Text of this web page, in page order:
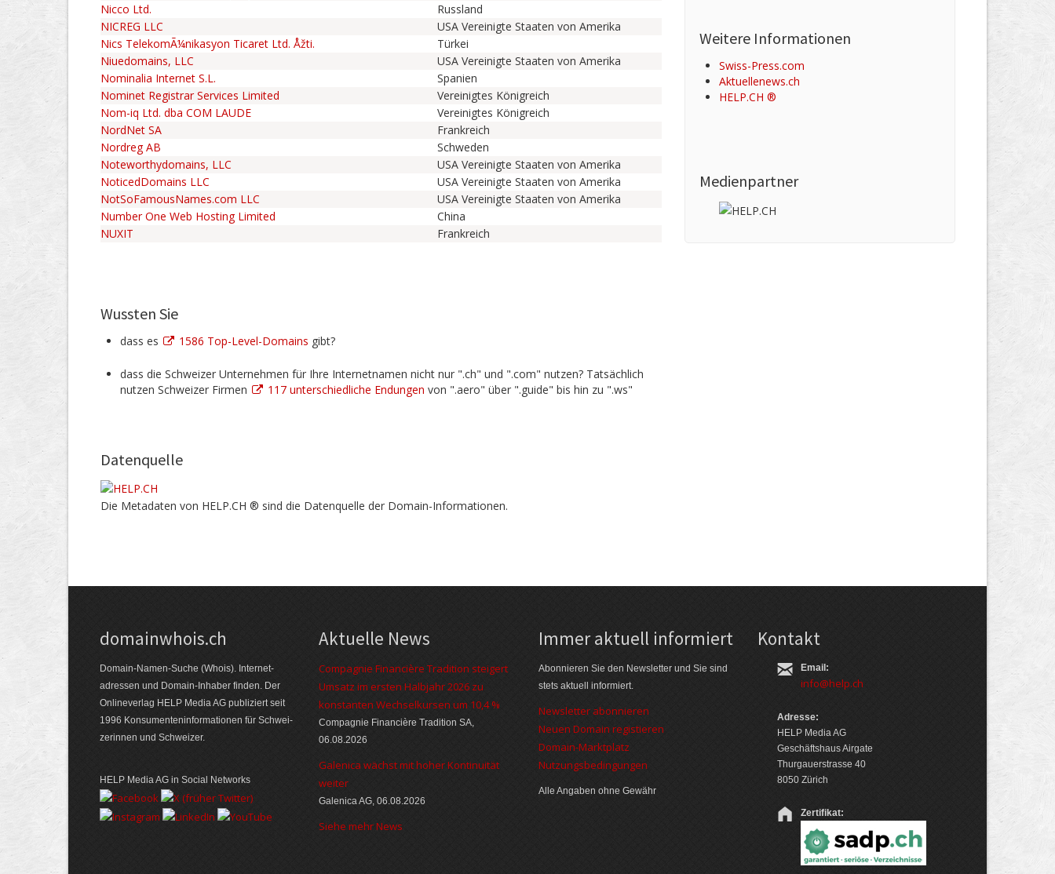
Nicco Ltd.
Russland
NICREG LLC
USA Vereinigte Staaten von Amerika
Nics TelekomÃ¼nikasyon Ticaret Ltd. Åžti.
Türkei
Niuedomains, LLC
USA Vereinigte Staaten von Amerika
Nominalia Internet S.L.
Spanien
Nominet Registrar Services Limited
Vereinigtes Königreich
Nom-iq Ltd. dba COM LAUDE
Vereinigtes Königreich
NordNet SA
Frankreich
Nordreg AB
Schweden
Noteworthydomains, LLC
USA Vereinigte Staaten von Amerika
NoticedDomains LLC
USA Vereinigte Staaten von Amerika
NotSoFamousNames.com LLC
USA Vereinigte Staaten von Amerika
Number One Web Hosting Limited
China
NUXIT
Frankreich
Wussten Sie
dass es 1586 Top-Level-Domains gibt?
dass die Schweizer Unternehmen für Ihre Internetnamen nicht nur ".ch" und ".com" nutzen? Tatsächlich
nutzen Schweizer Firmen
117 unterschiedliche Endungen von ".aero" über ".guide" bis hin zu ".ws"
Datenquelle
Die Metadaten von HELP.CH ® sind die Datenquelle der Domain-Informationen.
Weitere Informationen
Swiss-Press.com
Aktuellenews.ch
HELP.CH ®
Medienpartner
domainwhois.ch
Domain-Namen-Suche (Whois). Internet­
adressen und Domain-Inhaber finden. Der
Online­verlag HELP Media AG publiziert seit
1996 Konsumenten­informationen für Schwei­
zerinnen und Schweizer.
HELP Media AG in Social Networks
Aktuelle News
Compagnie Financière Tradition steigert
Umsatz im ersten Halbjahr 2026 zu
konstanten Wechselkursen um 10,4 %
Compagnie Financière Tradition SA,
06.08.2026
Galenica wächst mit hoher Kontinuität
weiter
Galenica AG, 06.08.2026
Siehe mehr News
Immer aktuell informiert
Abonnieren Sie den Newsletter und Sie sind
stets aktuell informiert.
Newsletter abonnieren
Neuen Domain registieren
Domain-Marktplatz
Nutzungsbedingungen
Alle Angaben ohne Gewähr
Kontakt
Email:
info@help.ch
Adresse:
HELP Media AG
Geschäftshaus Airgate
Thurgauerstrasse 40
8050 Zürich
Zertifikat: